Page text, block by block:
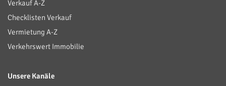
Verkauf A-Z
Checklisten Verkauf
Vermietung A-Z
Verkehrswert Immobilie
Unsere Kanäle